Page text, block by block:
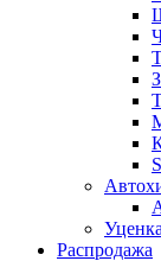
Уценка
Распродажа